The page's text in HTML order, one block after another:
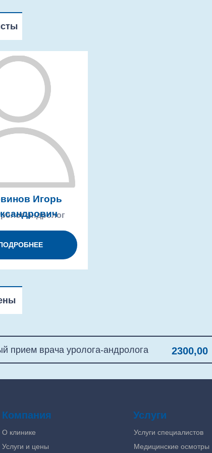
андролог
Игорь
прием врача уролога-андролога 2300,00
Компания
О клинике
Услуги и цены
Услуги
Услуги специалистов
Медицинские осмотры